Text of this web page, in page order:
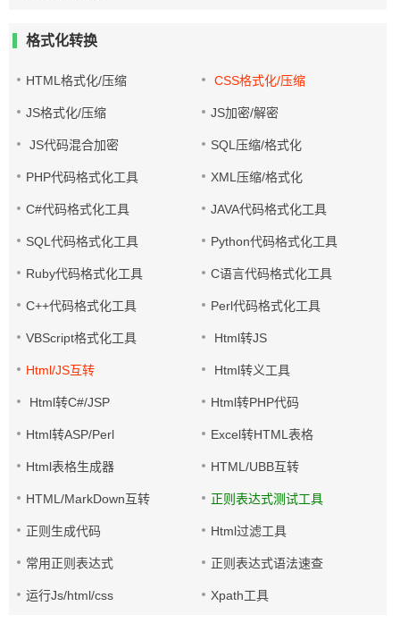
格式化转换
HTML格式化/压缩 CSS格式化/压缩
JS格式化/压缩 JS加密/解密
JS代码混合加密 SQL压缩/格式化
PHP代码格式化工具 XML压缩/格式化
C#代码格式化工具 JAVA代码格式化工具
SQL代码格式化工具 Python代码格式化工具
Ruby代码格式化工具 C语言代码格式化工具
C++代码格式化工具 Perl代码格式化工具
VBScript格式化工具 Html转JS
Html/JS互转 Html转义工具
Html转C#/JSP Html转PHP代码
Html转ASP/Perl Excel转HTML表格
Html表格生成器 HTML/UBB互转
HTML/MarkDown互转 正则表达式测试工具
正则生成代码 Html过滤工具
常用正则表达式 正则表达式语法速查
运行Js/html/css Xpath工具